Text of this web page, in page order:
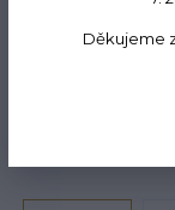
Děkujeme